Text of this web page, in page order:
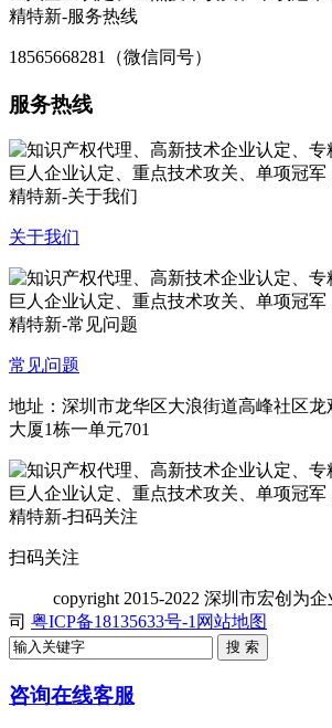
18565668281（微信同号）
服务热线
关于我们
常见问题
地址：深圳市龙华区大浪街道高峰社区龙
大厦1栋一单元701
扫码关注
copyright 2015-2022 深圳市宏创为
司 粤ICP备18135633号-1 网站地图
咨询在线客服